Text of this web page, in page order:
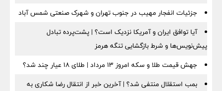
جزئیات انفجار مهیب در جنوب تهران و شهرک صنعتی شمس آباد
آیا توافق ایران و آمریکا نزدیک است؟ | پشت‌پرده تبادل
پیش‌نویس‌ها و شرط بازگشایی تنگه هرمز
جهش قیمت طلا و سکه امروز ۱۳ مرداد | طلای ۱۸ عیار چند شد؟
بمب استقلال منتفی شد؟ | آخرین خبر از انتقال رضا شکاری به